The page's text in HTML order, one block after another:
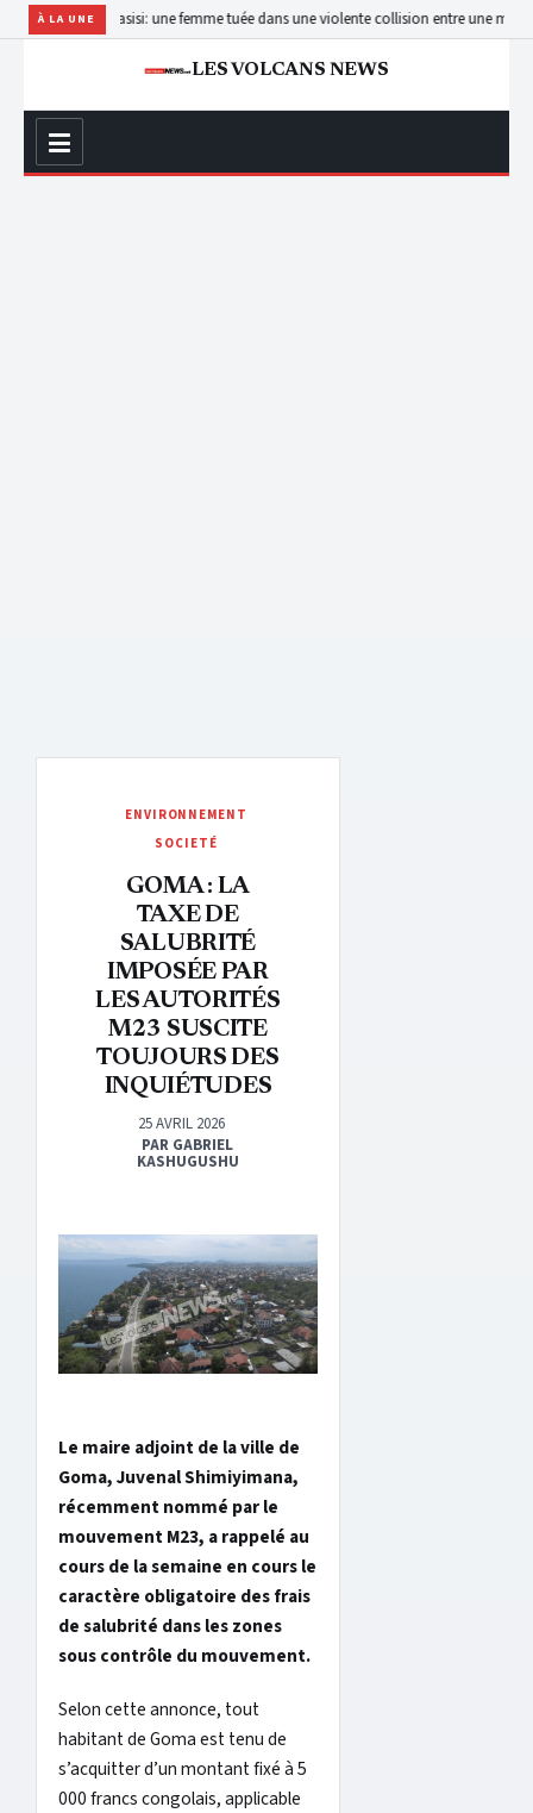
À LA UNE
Masisi: une femme tuée dans une violente collision entre une moto et un
LES VOLCANS NEWS
ENVIRONNEMENT
SOCIETÉ
GOMA : LA
TAXE DE
SALUBRITÉ
IMPOSÉE PAR
LES AUTORITÉS
M23 SUSCITE
TOUJOURS DES
INQUIÉTUDES
25 AVRIL 2026
PAR GABRIEL
KASHUGUSHU
Le maire adjoint de la ville de
Goma, Juvenal Shimiyimana,
récemment nommé par le
mouvement M23, a rappelé au
cours de la semaine en cours le
caractère obligatoire des frais
de salubrité dans les zones
sous contrôle du mouvement.
Selon cette annonce, tout
habitant de Goma est tenu de
s’acquitter d’un montant fixé à 5
000 francs congolais, applicable